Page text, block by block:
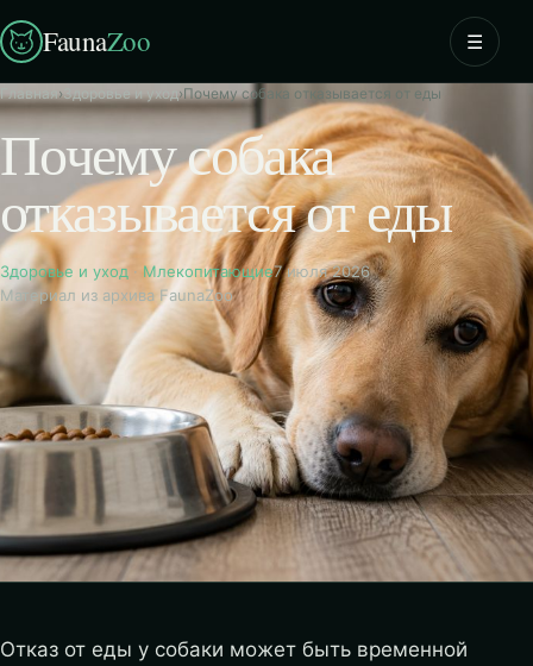
FaunaZoo ☰
Главная›Здоровье и уход›Почему собака отказывается от еды
Почему собака
отказывается от еды
Здоровье и уход · Млекопитающие7 июля 2026
Материал из архива FaunaZoo
Отказ от еды у собаки может быть временной